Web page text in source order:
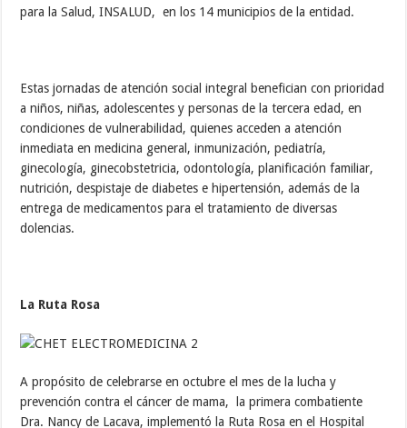
para la Salud, INSALUD, en los 14 municipios de la entidad.
Estas jornadas de atención social integral benefician con prioridad
a niños, niñas, adolescentes y personas de la tercera edad, en
condiciones de vulnerabilidad, quienes acceden a atención
inmediata en medicina general, inmunización, pediatría,
ginecología, ginecobstetricia, odontología, planificación familiar,
nutrición, despistaje de diabetes e hipertensión, además de la
entrega de medicamentos para el tratamiento de diversas
dolencias.
La Ruta Rosa
A propósito de celebrarse en octubre el mes de la lucha y
prevención contra el cáncer de mama, la primera combatiente
Dra. Nancy de Lacava, implementó la Ruta Rosa en el Hospital